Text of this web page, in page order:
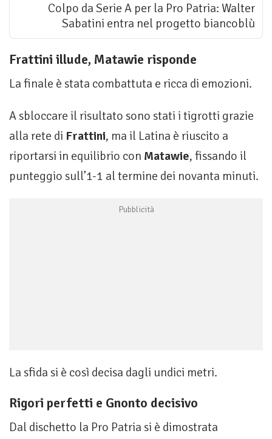
Colpo da Serie A per la Pro Patria: Walter
Sabatini entra nel progetto biancoblù
Frattini illude, Matawie risponde
La finale è stata combattuta e ricca di emozioni.
A sbloccare il risultato sono stati i tigrotti grazie
alla rete di Frattini, ma il Latina è riuscito a
riportarsi in equilibrio con Matawie, fissando il
punteggio sull’1-1 al termine dei novanta minuti.
La sfida si è così decisa dagli undici metri.
Rigori perfetti e Gnonto decisivo
Dal dischetto la Pro Patria si è dimostrata